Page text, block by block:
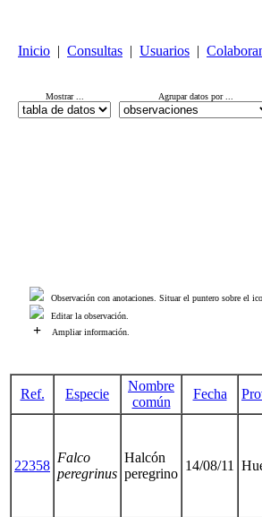
Inicio | Consultas | Usuarios |
Mostrar ... Agrupar datos por ...
Observación con anotaciones. Situar el puntero sobre el
Editar la observación.
+ Ampliar información.
Ref. Especie
Nombre
común
Fecha
22358
Falco
peregrinus
Halcón
peregrino
14/08/11